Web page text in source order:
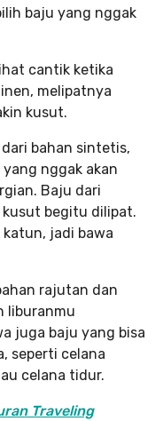
baju yang nggak
cantik ketika
melipatnya
kusut.
bahan sintetis,
nggak akan
Baju dari
begitu dilipat.
katun, jadi bawa
rajutan dan
liburanmu
juga baju yang bisa
seperti celana
celana tidur.
Traveling